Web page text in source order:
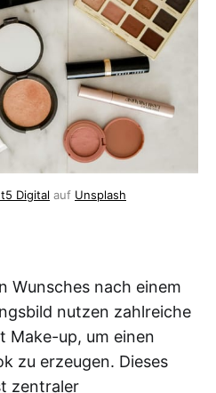
Digital auf Unsplash
Wunsches nach einem
nutzen zahlreiche
Make-up, um einen
zu erzeugen. Dieses
zentraler